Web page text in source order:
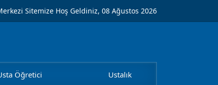
Sitemize Hoş Geldiniz, 08 Ağustos 2026
Öğretici Ustalık